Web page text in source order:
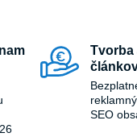
Tvorba
SEO